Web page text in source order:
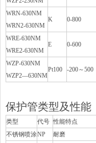
WRN-630NM
WRN2-630NM
K 0-800
WRE-630NM
WRE2-630NM
E 0-600
WZP-630NM
WZP2—630NM
Pt100 -200～500
保护管类型及性能
类型 代号 性能特点
不锈钢喷涂NP 耐磨